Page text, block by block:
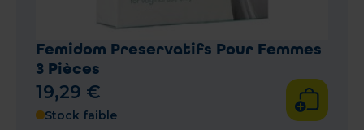
Femidom Preservatifs Pour Femmes
3 Pièces
19,29 €
Stock faible